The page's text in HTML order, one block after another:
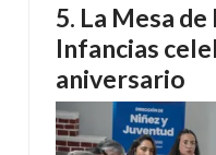
La Mesa
Infancias
aniversario